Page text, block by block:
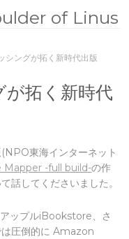
of Linus
シングが拓く新時代出版
拓く新時代
東海インターネット
Mapper -full build-の作
話してくださいました。
ップルiBookstore、さ
は圧倒的に Amazon